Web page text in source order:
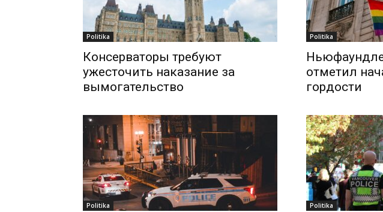
Politika
Консерваторы требуют
ужесточить наказание за
вымогательство
Politika
отметил
гордости
Politika Politika